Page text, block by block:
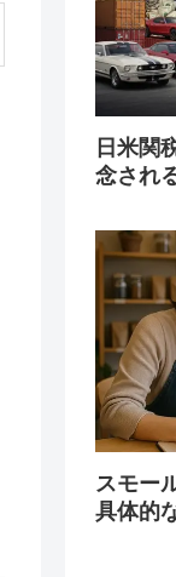
日米関
念され
スモー
具体的